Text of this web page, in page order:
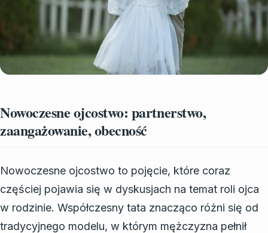
Nowoczesne ojcostwo: partnerstwo,
zaangażowanie, obecność
Nowoczesne ojcostwo to pojęcie, które coraz
częściej pojawia się w dyskusjach na temat roli ojca
w rodzinie. Współczesny tata znacząco różni się od
tradycyjnego modelu, w którym mężczyzna pełnił